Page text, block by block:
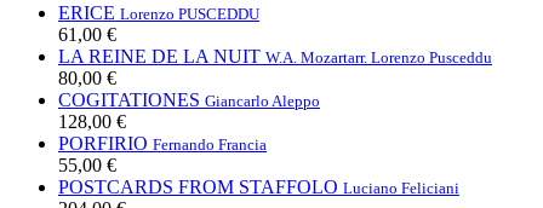
ERICE Lorenzo PUSCEDDU
61,00 €
LA REINE DE LA NUIT W.A. Mozartarr. Lorenzo Pusceddu
80,00 €
COGITATIONES Giancarlo Aleppo
128,00 €
PORFIRIO Fernando Francia
55,00 €
POSTCARDS FROM STAFFOLO Luciano Feliciani